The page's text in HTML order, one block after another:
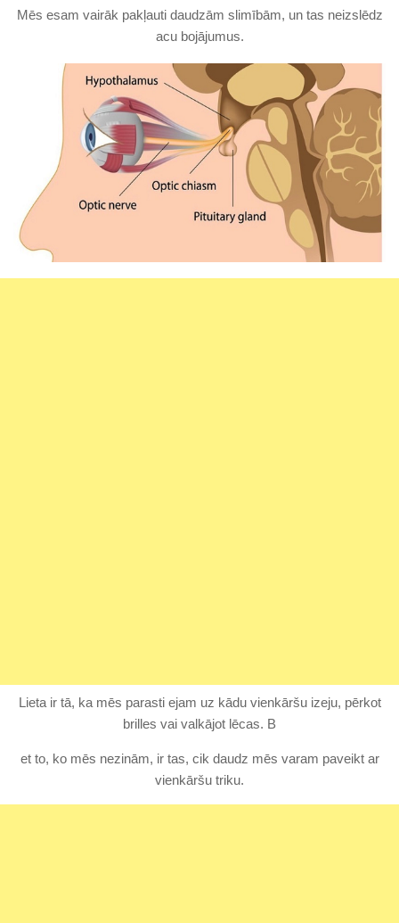
Mēs esam vairāk pakļauti daudzām slimībām, un tas neizslēdz
acu bojājumus.
Lieta ir tā, ka mēs parasti ejam uz kādu vienkāršu izeju, pērkot
brilles vai valkājot lēcas. B
et to, ko mēs nezinām, ir tas, cik daudz mēs varam paveikt ar
vienkāršu triku.